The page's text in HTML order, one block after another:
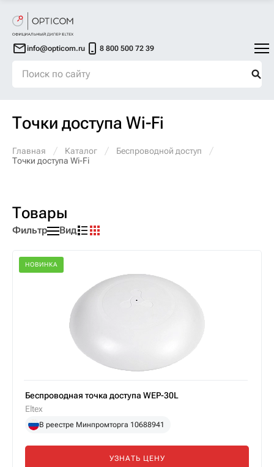
info@opticom.ru 8 800 500 72 39
Точки доступа Wi-Fi
Главная Каталог
Беспроводной доступ
Точки доступа Wi-Fi
Товары
Фильтр Вид
НОВИНКА
Беспроводная точка доступа WEP-30L
Eltex
В реестре Минпромторга 10688941
УЗНАТЬ ЦЕНУ